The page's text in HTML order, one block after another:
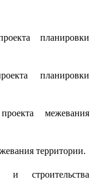
планировки
планировки
межевания
территории.
и строительства